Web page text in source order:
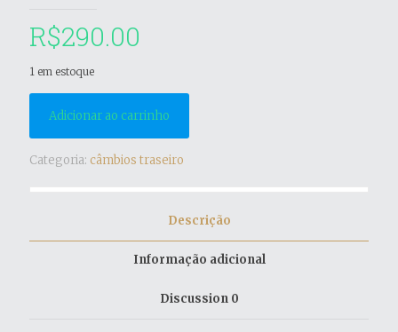
R$290.00
1 em estoque
Adicionar ao carrinho
Categoria: câmbios traseiro
Descrição
Informação adicional
Discussion 0